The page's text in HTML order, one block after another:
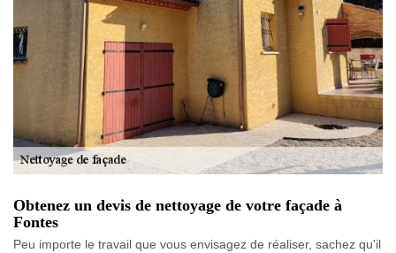
Obtenez un devis de nettoyage de votre façade à
Fontes
Peu importe le travail que vous envisagez de réaliser, sachez qu'il